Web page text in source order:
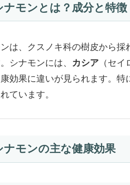
ナモンとは？成分と特徴
は、クスノキ科の樹皮から採
シナモンには、 カシア （セ
効果に違いが見られます。
ています。
ナモンの主な健康効果